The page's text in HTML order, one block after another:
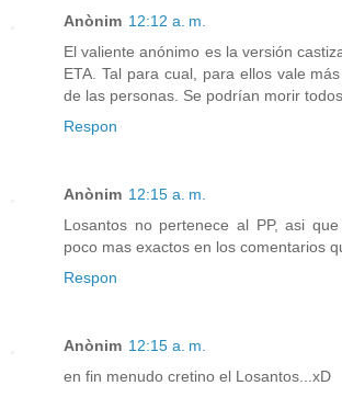
Anònim 12:12 a. m.
El valiente anónimo es la versión
ETA. Tal para cual, para ellos vale
de las personas. Se podrían morir
Respon
Anònim 12:15 a. m.
Losantos no pertenece al PP, asi
poco mas exactos en los comentarios
Respon
Anònim 12:15 a. m.
en fin menudo cretino el Losantos...xD